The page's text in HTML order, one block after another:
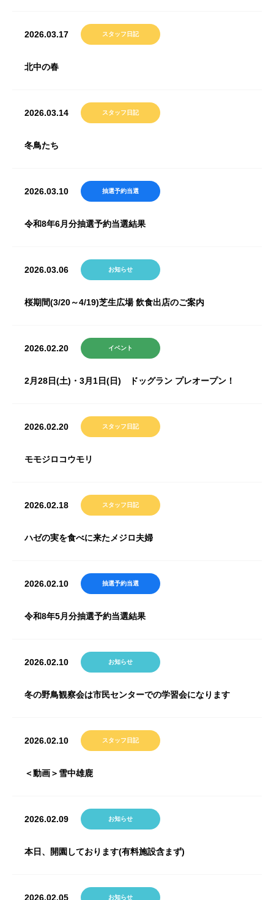
2026.03.17 スタッフ日記
北中の春
2026.03.14 スタッフ日記
冬鳥たち
2026.03.10 抽選予約当選
令和8年6月分抽選予約当選結果
2026.03.06 お知らせ
桜期間(3/20～4/19)芝生広場 飲食出店のご案内
2026.02.20 イベント
2月28日(土)・3月1日(日) ドッグラン プレオープン！
2026.02.20 スタッフ日記
モモジロコウモリ
2026.02.18 スタッフ日記
ハゼの実を食べに来たメジロ夫婦
2026.02.10 抽選予約当選
令和8年5月分抽選予約当選結果
2026.02.10 お知らせ
冬の野鳥観察会は市民センターでの学習会になります
2026.02.10 スタッフ日記
＜動画＞雪中雄鹿
2026.02.09 お知らせ
本日、開園しております(有料施設含まず)
2026.02.05 お知らせ